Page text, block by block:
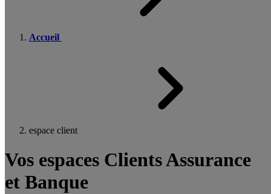
Accueil
espace client
Vos espaces Clients Assurance
et Banque